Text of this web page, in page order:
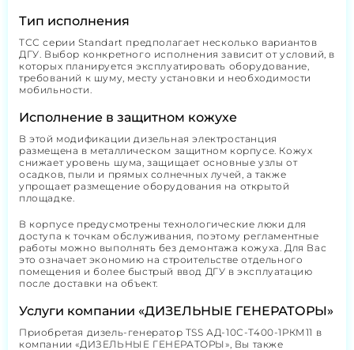
Тип исполнения
ТСС серии Standart предполагает несколько вариантов
ДГУ. Выбор конкретного исполнения зависит от условий, в
которых планируется эксплуатировать оборудование,
требований к шуму, месту установки и необходимости
мобильности.
Исполнение в защитном кожухе
В этой модификации дизельная электростанция
размещена в металлическом защитном корпусе. Кожух
снижает уровень шума, защищает основные узлы от
осадков, пыли и прямых солнечных лучей, а также
упрощает размещение оборудования на открытой
площадке.
В корпусе предусмотрены технологические люки для
доступа к точкам обслуживания, поэтому регламентные
работы можно выполнять без демонтажа кожуха. Для Вас
это означает экономию на строительстве отдельного
помещения и более быстрый ввод ДГУ в эксплуатацию
после доставки на объект.
Услуги компании «ДИЗЕЛЬНЫЕ ГЕНЕРАТОРЫ»
Приобретая дизель-генератор TSS АД-10С-Т400-1РКМ11 в
компании «ДИЗЕЛЬНЫЕ ГЕНЕРАТОРЫ», Вы также